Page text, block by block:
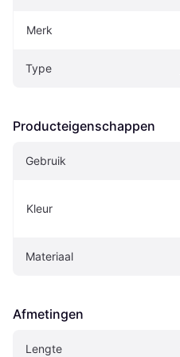
Merk
Type
Producteigenschappen
Gebruik
Kleur
Materiaal
Afmetingen
Lengte